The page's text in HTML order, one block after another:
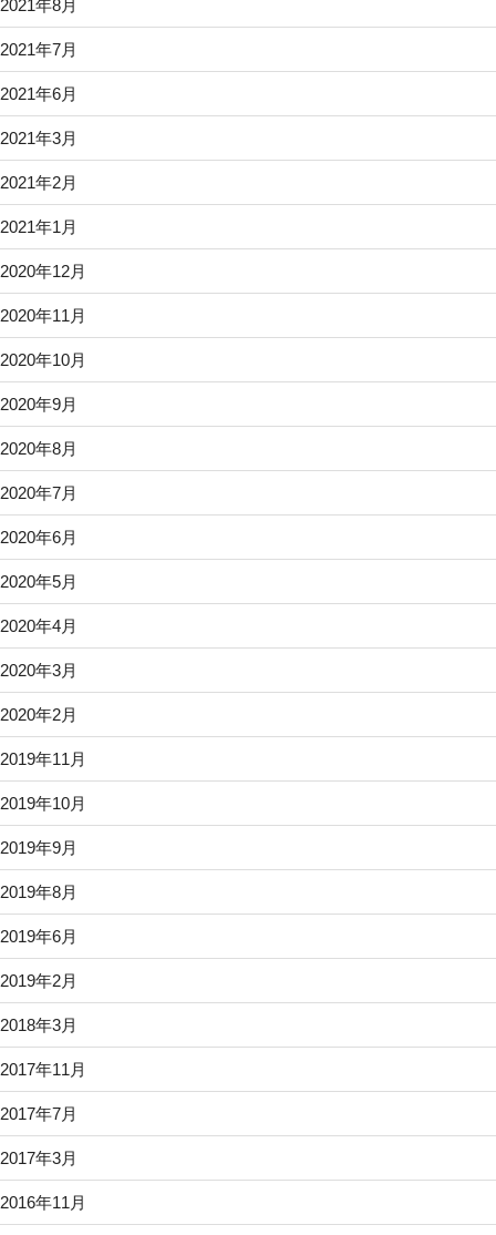
2021年8月
2021年7月
2021年6月
2021年3月
2021年2月
2021年1月
2020年12月
2020年11月
2020年10月
2020年9月
2020年8月
2020年7月
2020年6月
2020年5月
2020年4月
2020年3月
2020年2月
2019年11月
2019年10月
2019年9月
2019年8月
2019年6月
2019年2月
2018年3月
2017年11月
2017年7月
2017年3月
2016年11月